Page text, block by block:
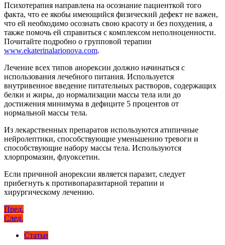
Психотерапия направлена на осознание пациенткой того
факта, что ее якобы имеющийся физический дефект не важен,
что ей необходимо осознать свою красоту и без похудения, а
также помочь ей справиться с комплексом неполноценности.
Почитайте подробно о групповой терапии
www.ekaterinalarionova.com.
Лечение всех типов анорексии должно начинаться с
использования лечебного питания. Используется
внутривенное введение питательных растворов, содержащих
белки и жиры, до нормализации массы тела или до
достижения минимума в дефиците 5 процентов от
нормальной массы тела.
Из лекарственных препаратов используются атипичные
нейролептики, способствующие уменьшению тревоги и
способствующие набору массы тела. Используются
хлорпромазин, флуоксетин.
Если причиной анорексии является паразит, следует
прибегнуть к противопаразитарной терапии и
хирургическому лечению.
Навигация
по
записям
Пред.
След.
Статьи